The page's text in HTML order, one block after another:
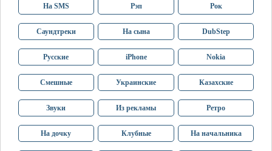
На SMS Рэп Рок
Саундтреки На сына DubStep
Русские iPhone Nokia
Смешные Украинские Казахские
Звуки Из рекламы Ретро
На дочку Клубные На начальника